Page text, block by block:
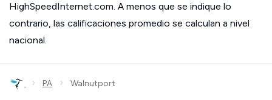
HighSpeedInternet.com. A menos que se indique lo
contrario, las calificaciones promedio se calculan a nivel
nacional.
› PA › Walnutport